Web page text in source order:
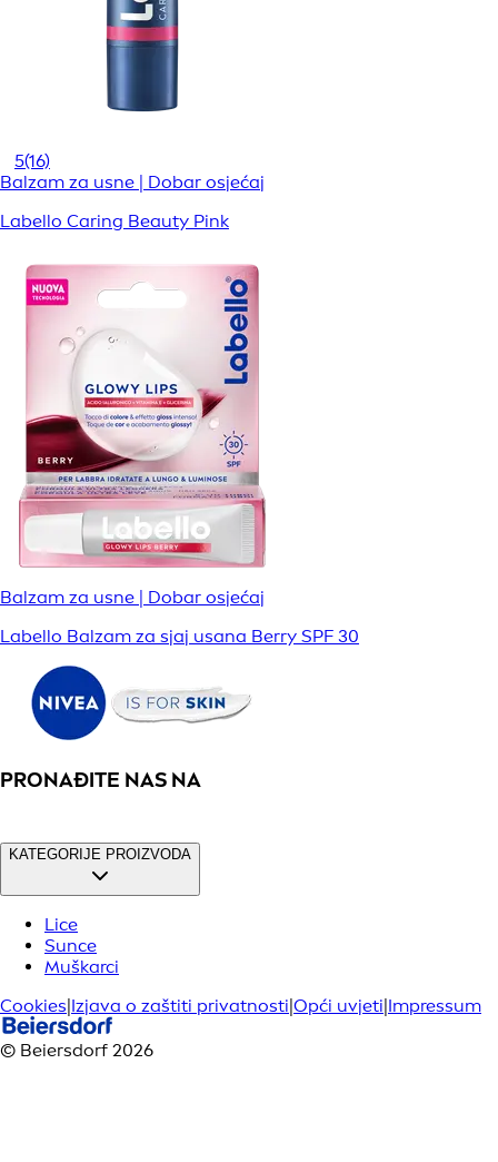
5(16)
Balzam za usne | Dobar osjećaj
Labello Caring Beauty Pink
Balzam za usne | Dobar osjećaj
Labello Balzam za sjaj usana Berry SPF 30
PRONAĐITE NAS NA
KATEGORIJE PROIZVODA
Lice
Sunce
Muškarci
Cookies|Izjava o zaštiti privatnosti|Opći uvjeti|Impressum
© Beiersdorf 2026